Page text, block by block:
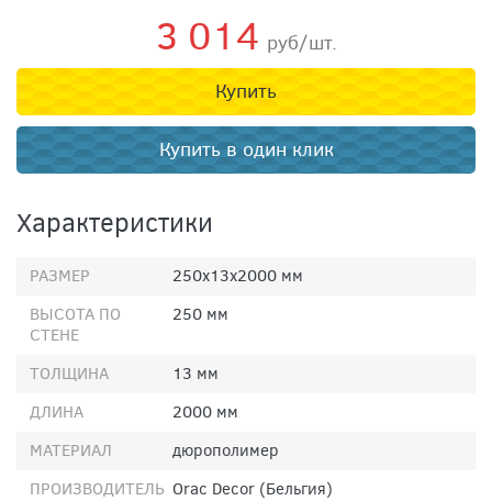
3 014 руб/шт.
Купить
Купить в один клик
Характеристики
РАЗМЕР
250х13х2000 мм
ВЫСОТА ПО
СТЕНЕ
250 мм
ТОЛЩИНА
13 мм
ДЛИНА
2000 мм
МАТЕРИАЛ
дюрополимер
ПРОИЗВОДИТЕЛЬ Orac Decor (Бельгия)